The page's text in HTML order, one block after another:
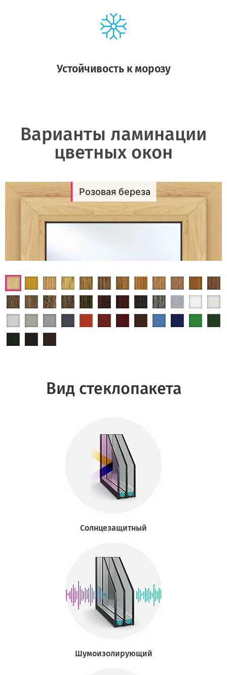
Устойчивость к морозу
Варианты ламинации
цветных окон
Розовая береза
Вид стеклопакета
Солнцезащитный
Шумоизолирующий